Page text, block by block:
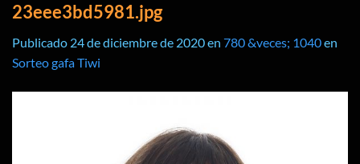
23eee3bd5981.jpg
Publicado 24 de diciembre de 2020en 780 &veces; 1040en
Sorteo gafa Tiwi